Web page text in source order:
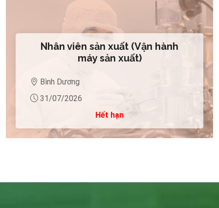
Nhân viên sản xuất (Vận hành
máy sản xuất)
Bình Dương
31/07/2026
Hết hạn